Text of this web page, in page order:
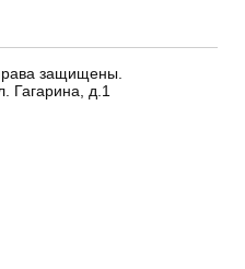
защищены.
Гагарина, д.1